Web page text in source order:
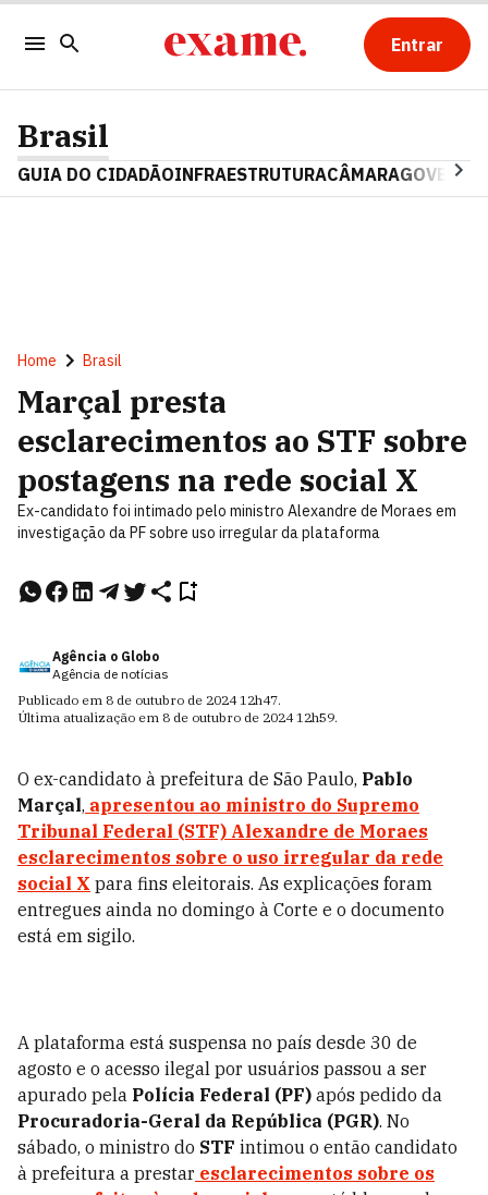
Entrar
Brasil
GUIA DO CIDADÃOINFRAESTRUTURACÂMARAGOVERNO
Home Brasil
Marçal presta
esclarecimentos ao STF sobre
postagens na rede social X
Ex-candidato foi intimado pelo ministro Alexandre de Moraes em
investigação da PF sobre uso irregular da plataforma
Agência o Globo
Agência de notícias
Publicado em 8 de outubro de 2024 12h47.
Última atualização em 8 de outubro de 2024 12h59.
O ex-candidato à prefeitura de São Paulo, Pablo
Marçal, apresentou ao ministro do Supremo
Tribunal Federal (STF) Alexandre de Moraes
esclarecimentos sobre o uso irregular da rede
social X para fins eleitorais. As explicações foram
entregues ainda no domingo à Corte e o documento
está em sigilo.
A plataforma está suspensa no país desde 30 de
agosto e o acesso ilegal por usuários passou a ser
apurado pela Polícia Federal (PF) após pedido da
Procuradoria-Geral da República (PGR). No
sábado, o ministro do STF intimou o então candidato
à prefeitura a prestar esclarecimentos sobre os